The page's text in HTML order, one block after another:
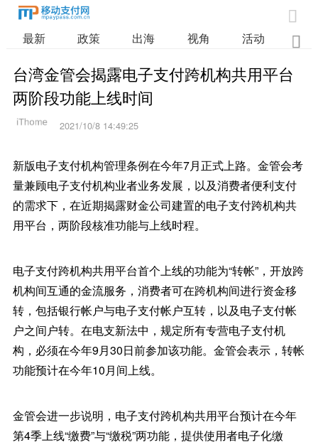

最新 政策 出海 视角 活动 业

台湾金管会揭露电子支付跨机构共用平台
两阶段功能上线时间
2021/10/8 14:49:25
新版电子支付机构管理条例在今年7月正式上路。金管会考
量兼顾电子支付机构业者业务发展，以及消费者便利支付
的需求下，在近期揭露财金公司建置的电子支付跨机构共
用平台，两阶段核准功能与上线时程。
电子支付跨机构共用平台首个上线的功能为“转帐”，开放跨
机构间互通的金流服务，消费者可在跨机构间进行资金移
转，包括银行帐户与电子支付帐户互转，以及电子支付帐
户之间户转。在电支新法中，规定所有专营电子支付机
构，必须在今年9月30日前参加该功能。金管会表示，转帐
功能预计在今年10月间上线。
金管会进一步说明，电子支付跨机构共用平台预计在今年
第4季上线“缴费”与“缴税”两功能，提供使用者电子化缴